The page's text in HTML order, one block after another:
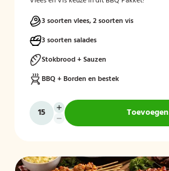
3 soorten vlees, 2 soorten vis
3 soorten salades
Stokbrood + Sauzen
BBQ + Borden en bestek
Toevoegen